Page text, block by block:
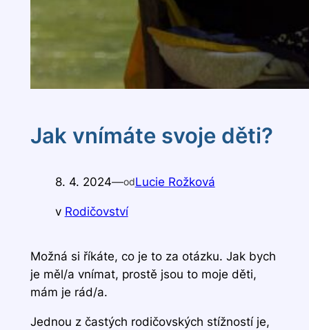
Jak vnímáte svoje děti?
8. 4. 2024—odLucie Rožková
v Rodičovství
Možná si říkáte, co je to za otázku. Jak bych
je měl/a vnímat, prostě jsou to moje děti,
mám je rád/a.
Jednou z častých rodičovských stížností je,